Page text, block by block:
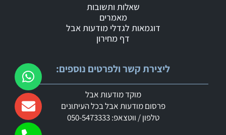
ליצירת קשר ולפרטים נוספים:
מוקד מודעות אבל
פרסום מודעות אבל בכל העיתונים
טלפון / ווטצאפ: 050-5473333
שאלות ותשובות
מאמרים
דוגמאות לגדלי מודעות אבל
דף מחירון